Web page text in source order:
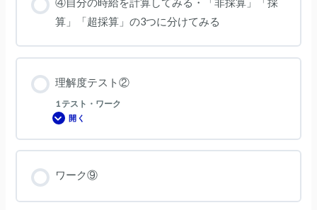
④自分の時給を計算してみる・「非採算」「採
算」「超採算」の3つに分けてみる
理解度テスト②
1 テスト・ワーク
開く
理
度
テ
②
ワーク⑨